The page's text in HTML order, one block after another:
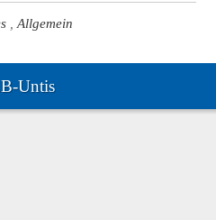
Allgemein
Untis